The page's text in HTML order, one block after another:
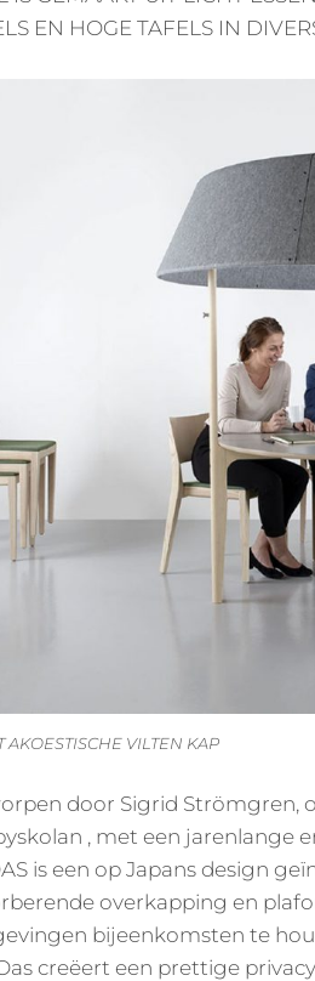
EN HOGE TAFELS IN
AKOESTISCHE VILTEN KAP
door Sigrid Strömgren,
, met een jarenlange
is een op Japans design
overkapping en
bijeenkomsten te
creëert een prettige